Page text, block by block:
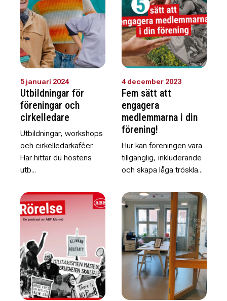
5 januari 2024
Utbildningar för
föreningar och
cirkelledare
Utbildningar, workshops
och cirkelledarkaféer.
Här hittar du höstens
utb...
4 december 2023
Fem sätt att
engagera
medlemmarna i din
förening!
Hur kan föreningen vara
tillgänglig, inkluderande
och skapa låga tröskla...